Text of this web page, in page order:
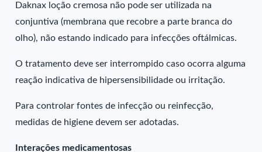
Daknax loção cremosa não pode ser utilizada na
conjuntiva (membrana que recobre a parte branca do
olho), não estando indicado para infecções oftálmicas.
O tratamento deve ser interrompido caso ocorra alguma
reação indicativa de hipersensibilidade ou irritação.
Para controlar fontes de infecção ou reinfecção,
medidas de higiene devem ser adotadas.
Interações medicamentosas